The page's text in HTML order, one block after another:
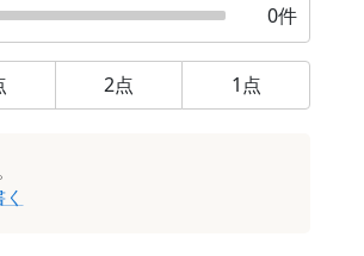
0件
2点 1点